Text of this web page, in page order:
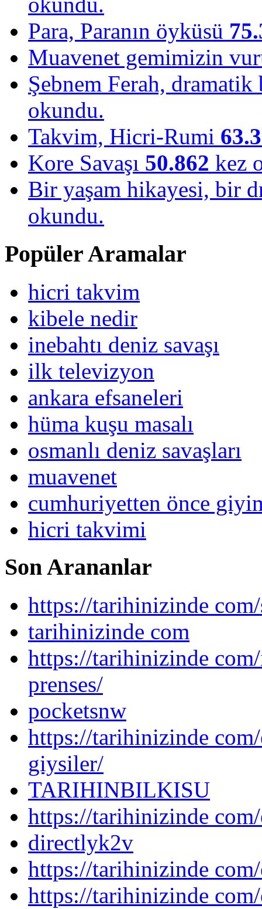
Para, Paranın öyküsü
Muavenet gemimizin
Şebnem Ferah,
okundu.
Takvim, Hicri-Rumi
Kore Savaşı 50.862 kez
Bir yaşam hikayesi, bir
okundu.
Popüler Aramalar
hicri takvim
kibele nedir
inebahtı deniz savaşı
ilk televizyon
ankara efsaneleri
hüma kuşu masalı
osmanlı deniz savaşları
muavenet
cumhuriyetten önce
hicri takvimi
Son Arananlar
https://tarihinizinde
tarihinizinde com
https://tarihinizinde
prenses/
pocketsnw
https://tarihinizinde
giysiler/
TARIHINBILKISU
https://tarihinizinde
directlyk2v
https://tarihinizinde
https://tarihinizinde